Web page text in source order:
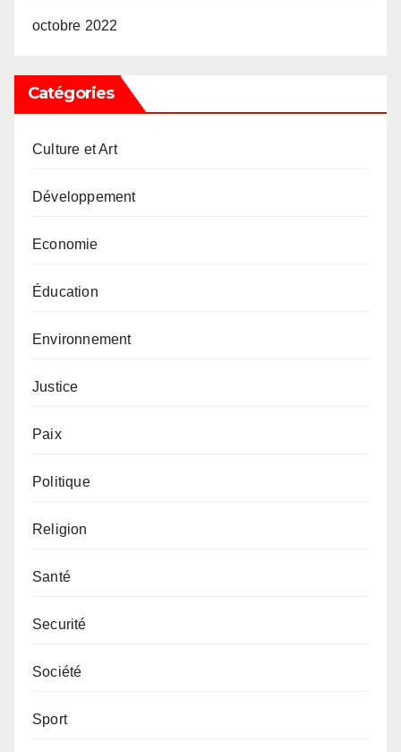
octobre 2022
Catégories
Culture et Art
Développement
Economie
Éducation
Environnement
Justice
Paix
Politique
Religion
Santé
Securité
Société
Sport